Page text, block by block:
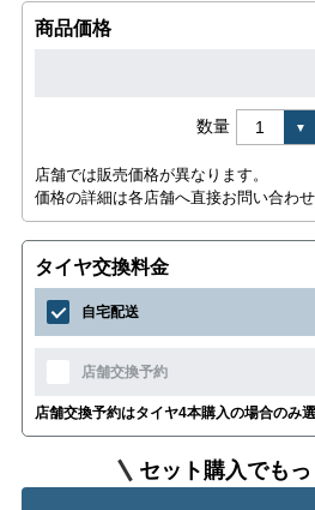
商品価格
数量
店舗では販売価格が異なります。
価格の詳細は各店舗へ直接お問い合わせ
タイヤ交換料金
自宅配送
店舗交換予約
店舗交換予約はタイヤ4本購入の場合のみ選
セット購入でもっ